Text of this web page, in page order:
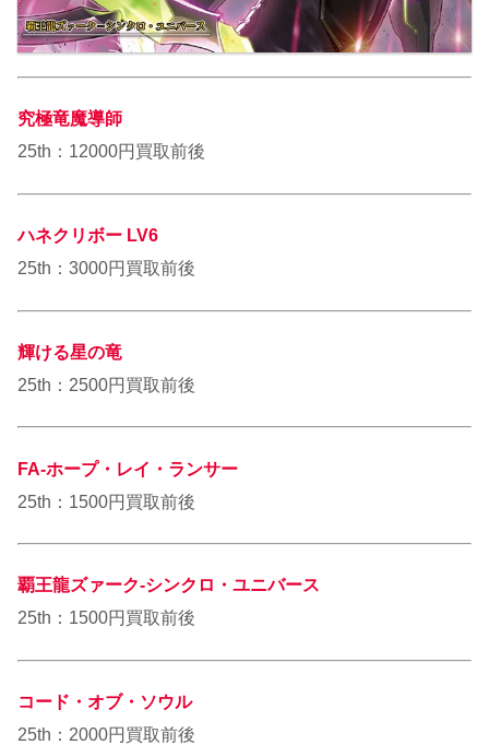
究極竜魔導師
25th：12000円買取前後
ハネクリボー LV6
25th：3000円買取前後
輝ける星の竜
25th：2500円買取前後
FA-ホープ・レイ・ランサー
25th：1500円買取前後
覇王龍ズァーク-シンクロ・ユニバース
25th：1500円買取前後
コード・オブ・ソウル
25th：2000円買取前後